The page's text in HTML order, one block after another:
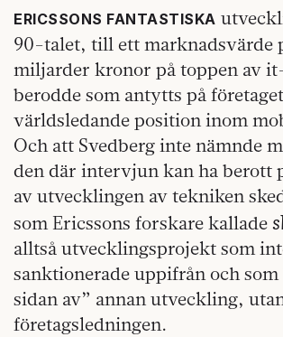
ERICSSONS FANTASTISKA
90-talet, till ett marknadsvärde
miljarder kronor på toppen av
berodde som antytts på
världsledande position inom
Och att Svedberg inte nämnde
den där intervjun kan ha berott
av utvecklingen av tekniken
som Ericssons forskare kallade
alltså utvecklingsprojekt som
sanktionerade uppifrån och
sidan av” annan utveckling,
företagsledningen.